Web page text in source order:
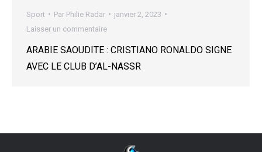
Sport Par Philie Radar
janvier 2, 2023
Laisser un commentaire
ARABIE SAOUDITE : CRISTIANO RONALDO SIGNE
AVEC LE CLUB D’AL-NASSR